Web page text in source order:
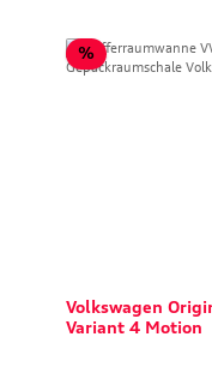
%Rabatt
Volkswagen
Variant 4 Motion